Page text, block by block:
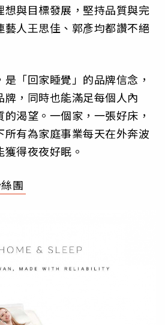
想與目標發展，堅持品質與完
藝人王思佳、郭彥均都讚不絕
「回家睡覺」的品牌信念，
，同時也能滿足每個人內
渴望。一個家，一張好床，
有為家庭事業每天在外奔波
得夜夜好眠。
團